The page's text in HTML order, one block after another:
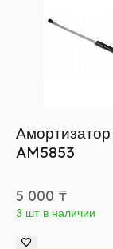
AM5853
5 000 ₸
3 шт в наличии